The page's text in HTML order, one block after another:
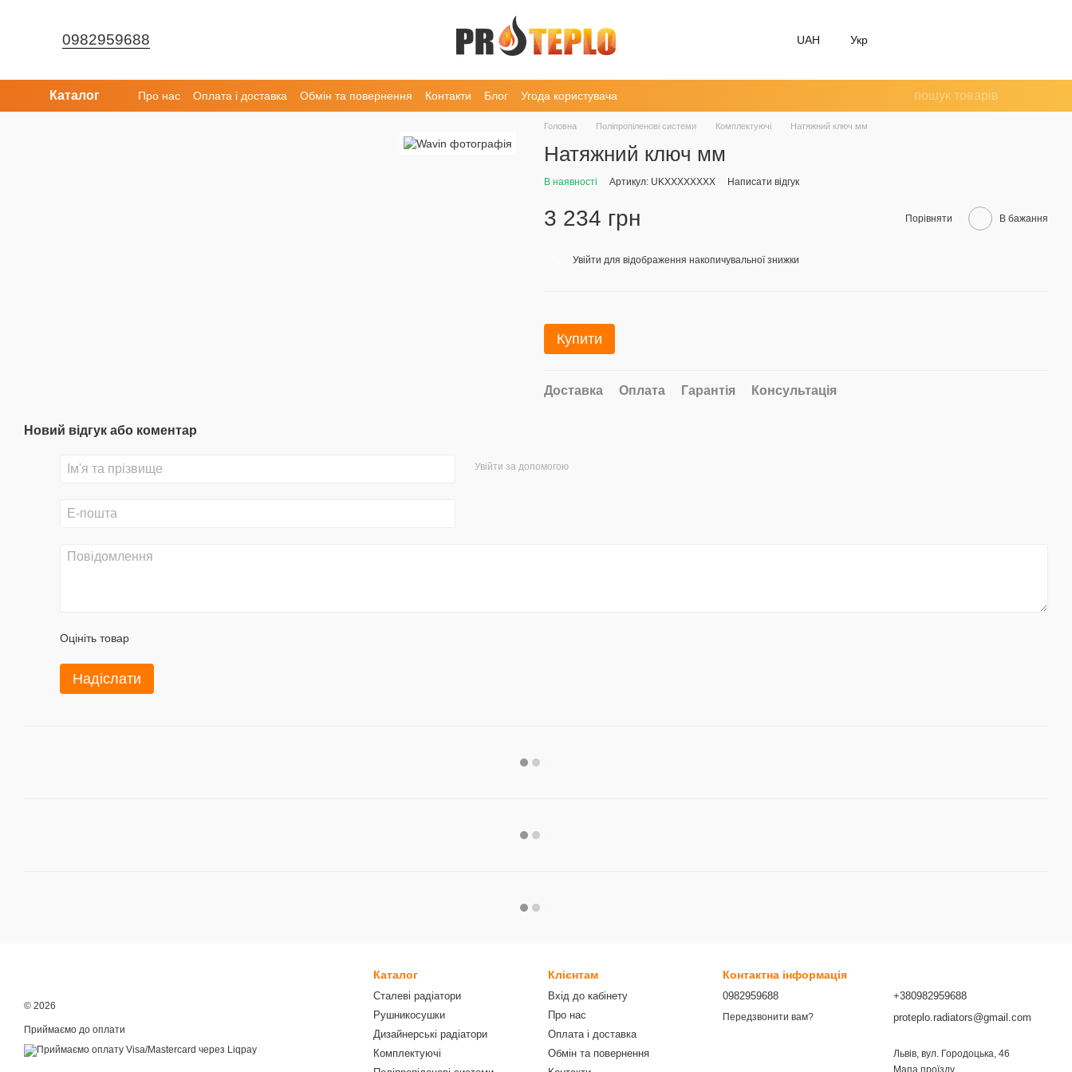
0982959688 UAH Укр
Каталог Про нас Оплата і доставка Обмін та повернення Контакти Блог Угода користувача
Головна Поліпропіленові системи Комплектуючі Натяжний ключ мм
Натяжний ключ мм
В наявності Артикул: UKXXXXXXXX Написати відгук
3 234 грн Порівняти В бажання
Увійти для відображення накопичувальної знижки
Купити
Доставка Оплата Гарантія Консультація
Новий відгук або коментар
Увійти за допомогою
Оцініть товар
Надіслати
© 2026
Приймаємо до оплати
Каталог
Сталеві радіатори
Рушникосушки
Дизайнерські радіатори
Комплектуючі
Клієнтам
Вхід до кабінету
Про нас
Оплата і доставка
Обмін та повернення
Контактна інформація
0982959688
Передзвонити вам?
+380982959688
proteplo.radiators@gmail.com
Львів, вул. Городоцька, 46
Мапа проїзду